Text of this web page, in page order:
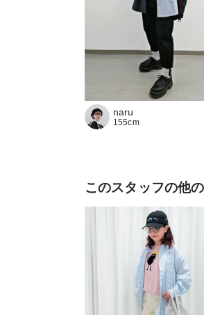
naru
155cm
このスタッフの他